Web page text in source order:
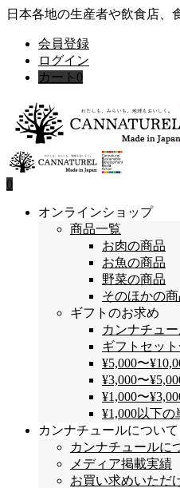
日本各地の生産者や飲食店、
会員登録
ログイン
カート 0
0
オンラインショップ
商品一覧
お肉の商品
お魚の商品
野菜の商品
そのほかの
ギフトのお求め
カンナチュ
ギフトセッ
¥5,000〜
¥3,000〜
¥1,000〜
¥1,000以下の
カンナチュールについて
カンナチュールに
メディア掲載実績
お買い求めいただ